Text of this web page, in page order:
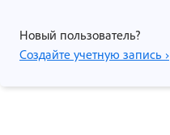
Новый пользователь?
Создайте учетную запись ›